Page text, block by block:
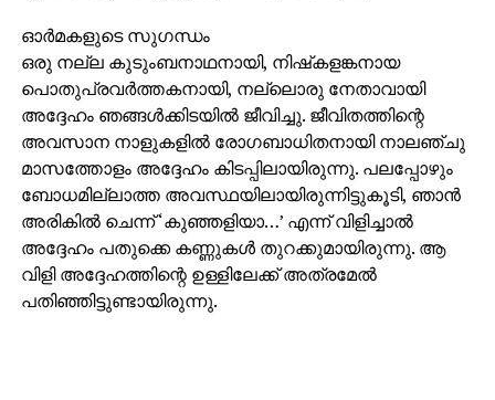
ഓര്‍മകളുടെ സുഗന്ധം
ഒരു നല്ല കുടുംബനാഥനായി, നിഷ്‌കളങ്കനായ
പൊതുപ്രവര്‍ത്തകനായി, നല്ലൊരു നേതാവായി
അദ്ദേഹം ഞങ്ങള്‍ക്കിടയില്‍ ജീവിച്ചു. ജീവിതത്തിന്റെ
അവസാന നാളുകളില്‍ രോഗബാധിതനായി നാലഞ്ചു
മാസത്തോളം അദ്ദേഹം കിടപ്പിലായിരുന്നു. പലപ്പോഴും
ബോധമില്ലാത്ത അവസ്ഥയിലായിരുന്നിട്ടുകൂടി, ഞാന്‍
അരികില്‍ ചെന്ന് ‘കുഞ്ഞളിയാ…’ എന്ന് വിളിച്ചാല്‍
അദ്ദേഹം പതുക്കെ കണ്ണുകള്‍ തുറക്കുമായിരുന്നു. ആ
വിളി അദ്ദേഹത്തിന്റെ ഉള്ളിലേക്ക് അത്രമേല്‍
പതിഞ്ഞിട്ടുണ്ടായിരുന്നു.